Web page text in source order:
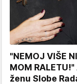
"NEMOJ VIŠE
MOM
ženu Slobe